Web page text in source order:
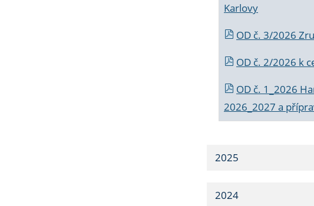
Karlovy
OD č. 3/2026
OD č. 2/2026 k
OD č. 1_2026
2026_2027 a
2025
2024